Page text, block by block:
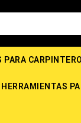
PARA
HERRAMIENTAS